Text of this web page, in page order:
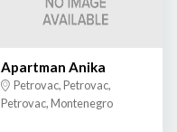
Apartman Anika
Petrovac, Petrovac,
Petrovac, Montenegro